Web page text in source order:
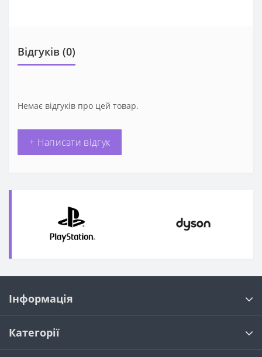
Відгуків (0)
Немає відгуків про цей товар.
+ Написати відгук
Інформація
Категорії